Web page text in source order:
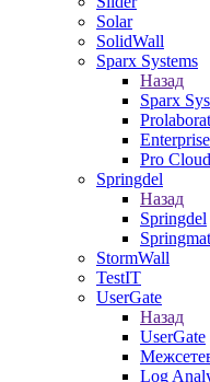
Solar
SolidWall
Sparx Systems
Назад
Sparx
Pro
Springdel
Назад
Springdel
StormWall
TestIT
UserGate
Назад
UserGate
Log